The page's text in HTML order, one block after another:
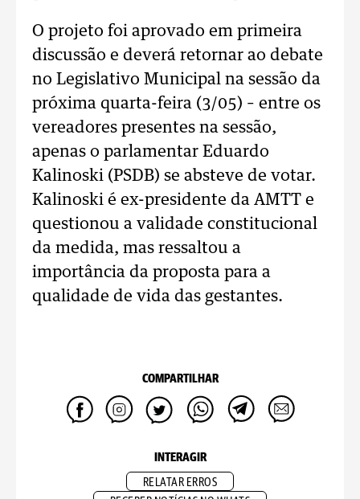
O projeto foi aprovado em primeira
discussão e deverá retornar ao debate
no Legislativo Municipal na sessão da
próxima quarta-feira (3/05) – entre os
vereadores presentes na sessão,
apenas o parlamentar Eduardo
Kalinoski (PSDB) se absteve de votar.
Kalinoski é ex-presidente da AMTT e
questionou a validade constitucional
da medida, mas ressaltou a
importância da proposta para a
qualidade de vida das gestantes.
COMPARTILHAR
INTERAGIR
RELATAR ERROS